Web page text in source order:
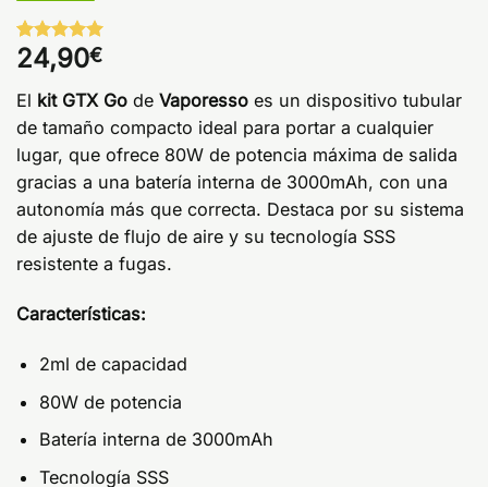
Valorado
con5 de 5
en base a
1
valoración
de un
24,90€
El kit GTX Go de Vaporesso es un dispositivo tubular
de tamaño compacto ideal para portar a cualquier
lugar, que ofrece 80W de potencia máxima de salida
gracias a una batería interna de 3000mAh, con una
autonomía más que correcta. Destaca por su sistema
de ajuste de flujo de aire y su tecnología SSS
resistente a fugas.
Características:
2ml de capacidad
80W de potencia
Batería interna de 3000mAh
Tecnología SSS